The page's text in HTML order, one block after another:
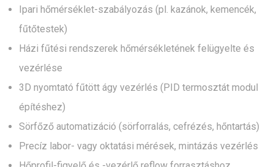
Ipari hőmérséklet-szabályozás (pl. kazánok, kemencék,
fűtőtestek)
Házi fűtési rendszerek hőmérsékletének felügyelte és
vezérlése
3D nyomtató fűtött ágy vezérlés (PID termosztát modul
építéshez)
Sörfőző automatizáció (sörforralás, cefrézés, hőntartás)
Precíz labor- vagy oktatási mérések, mintázás vezérlés